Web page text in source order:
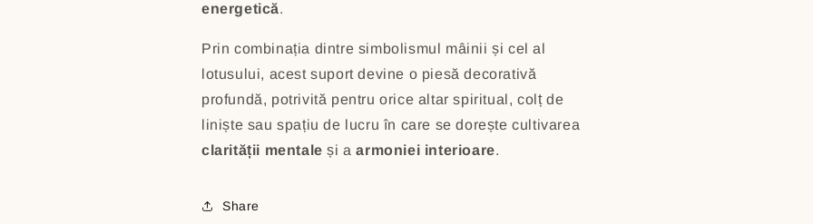
energetică.
Prin combinația dintre simbolismul mâinii și cel al
lotusului, acest suport devine o piesă decorativă
profundă, potrivită pentru orice altar spiritual, colț de
liniște sau spațiu de lucru în care se dorește cultivarea
clarității mentale și aarmoniei interioare.
Share